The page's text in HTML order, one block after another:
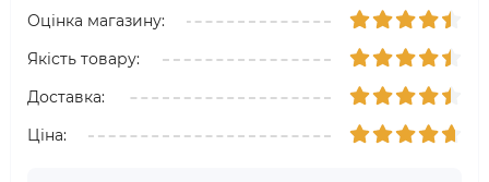
Оцінка магазину:
Якість товару:
Доставка:
Ціна: